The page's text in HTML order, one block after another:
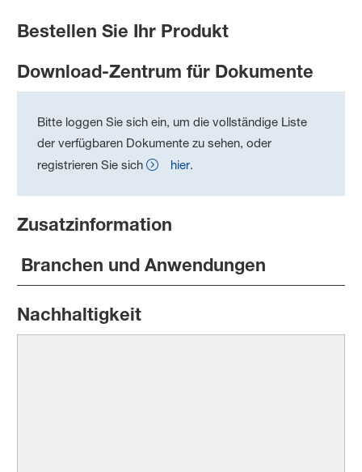
Bestellen Sie Ihr Produkt
Download-Zentrum für Dokumente
Bitte loggen Sie sich ein, um die vollständige Liste
der verfügbaren Dokumente zu sehen, oder
registrieren Sie sich
hier.
Zusatzinformation
Branchen und Anwendungen
Nachhaltigkeit